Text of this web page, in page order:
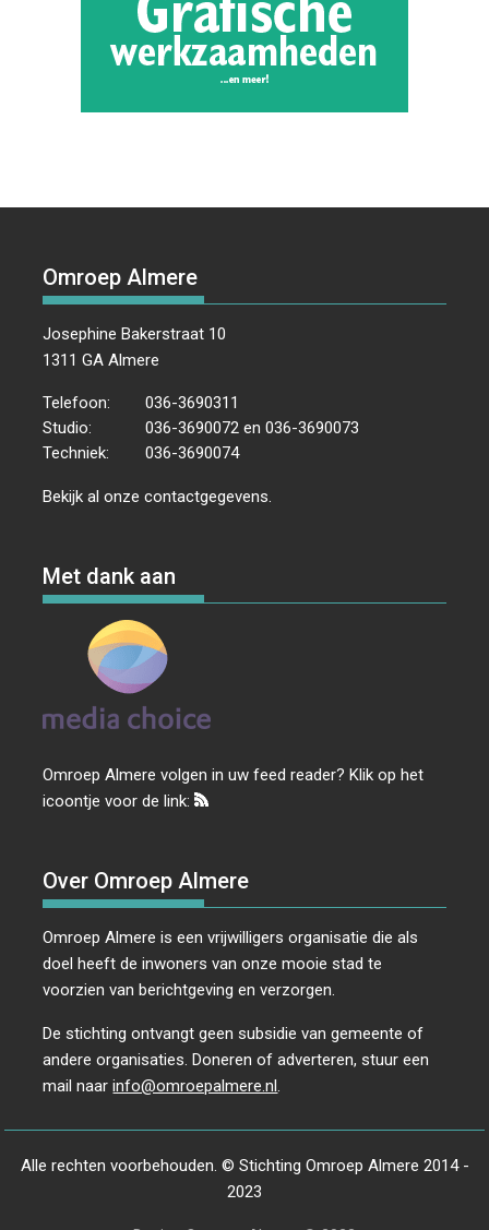
Omroep Almere
Josephine Bakerstraat 10
1311 GA Almere
Telefoon:
036-3690311
Studio:
036-3690072 en 036-3690073
Techniek:
036-3690074
Bekijk al onzecontactgegevens
Met dank aan
Omroep Almere volgen in uw feed reader? Klik op het
icoontje voor de link:
Over Omroep Almere
Omroep Almere is een vrijwilligers organisatie die als
doel heeft de inwoners van onze mooie stad te
voorzien van berichtgeving en verzorgen.
De stichting ontvangt geen subsidie van gemeente of
andere organisaties. Doneren of adverteren, stuur een
mail naarinfo@omroepalmere.nl.
Alle rechten voorbehouden. © Stichting Omroep Almere 2014 -
2023